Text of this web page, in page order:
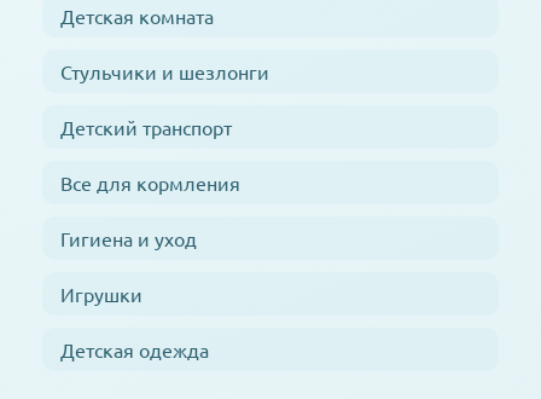
Детская комната
Стульчики и шезлонги
Детский транспорт
Все для кормления
Гигиена и уход
Игрушки
Детская одежда